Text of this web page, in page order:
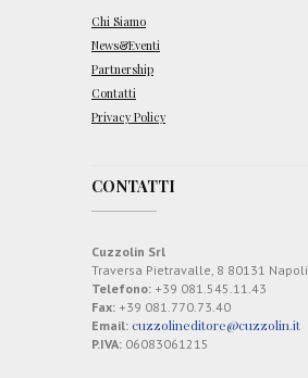
Chi Siamo
News&Eventi
Partnership
Contatti
Privacy Policy
CONTATTI
Cuzzolin Srl
Traversa Pietravalle, 8 80131 Napoli
Telefono: +39 081.545.11.43
Fax: +39 081.770.73.40
Email: cuzzolineditore@cuzzolin.it
P.IVA: 06083061215